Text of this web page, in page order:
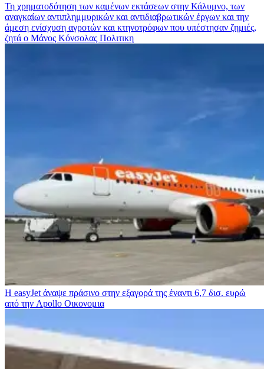
Τη χρηματοδότηση των καμένων εκτάσεων στην Κάλυμνο, των
αναγκαίων αντιπλημμυρικών και αντιδιαβρωτικών έργων και την
άμεση ενίσχυση αγροτών και κτηνοτρόφων που υπέστησαν ζημιές,
ζητά ο Μάνος Κόνσολας Πολιτικη
Η easyJet άναψε πράσινο στην εξαγορά της έναντι 6,7 δισ. ευρώ
από την Apollo Οικονομια